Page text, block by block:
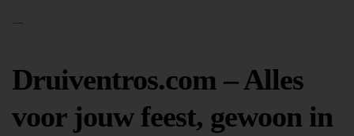
—
Druiventros.com – Alles
voor jouw feest, gewoon in